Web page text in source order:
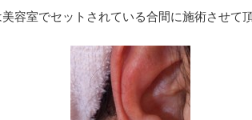
容室でセットされている合間に施術させて